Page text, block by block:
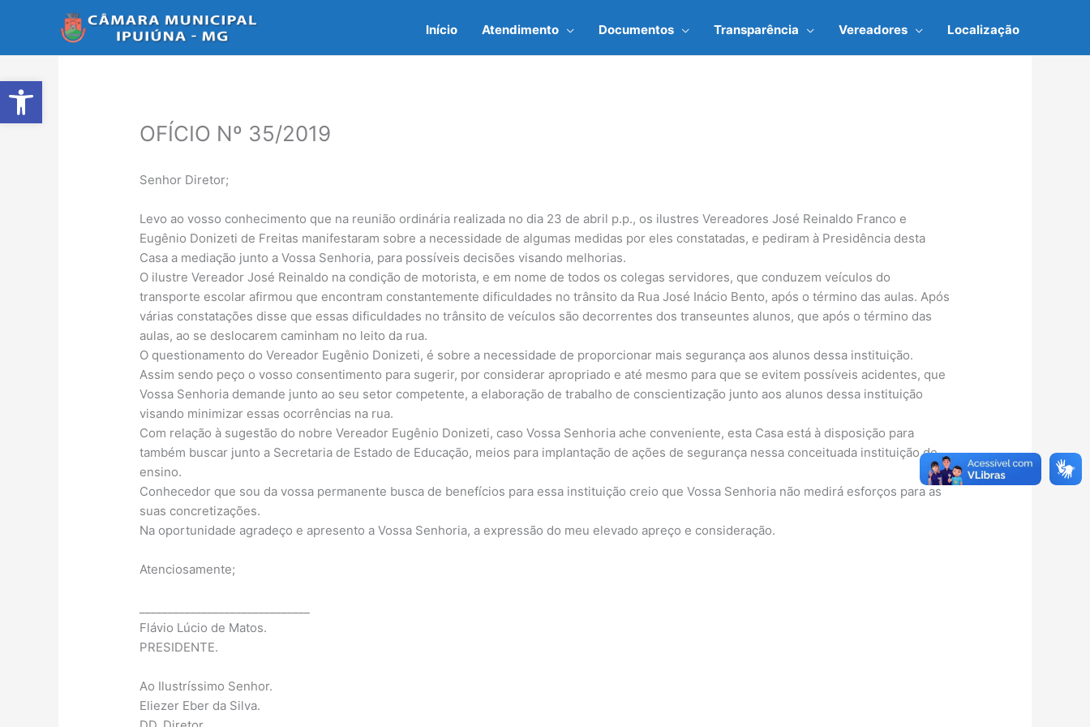
Abrir a barra de ferramentas
Início Atendimento Documentos Transparência Vereadores Localização
OFÍCIO Nº 35/2019
Senhor Diretor;
Levo ao vosso conhecimento que na reunião ordinária realizada no dia 23 de abril p.p., os ilustres Vereadores José Reinaldo Franco e
Eugênio Donizeti de Freitas manifestaram sobre a necessidade de algumas medidas por eles constatadas, e pediram à Presidência desta
Casa a mediação junto a Vossa Senhoria, para possíveis decisões visando melhorias.
O ilustre Vereador José Reinaldo na condição de motorista, e em nome de todos os colegas servidores, que conduzem veículos do
transporte escolar afirmou que encontram constantemente dificuldades no trânsito da Rua José Inácio Bento, após o término das aulas. Após
várias constatações disse que essas dificuldades no trânsito de veículos são decorrentes dos transeuntes alunos, que após o término das
aulas, ao se deslocarem caminham no leito da rua.
O questionamento do Vereador Eugênio Donizeti, é sobre a necessidade de proporcionar mais segurança aos alunos dessa instituição.
Assim sendo peço o vosso consentimento para sugerir, por considerar apropriado e até mesmo para que se evitem possíveis acidentes, que
Vossa Senhoria demande junto ao seu setor competente, a elaboração de trabalho de conscientização junto aos alunos dessa instituição
visando minimizar essas ocorrências na rua.
Com relação à sugestão do nobre Vereador Eugênio Donizeti, caso Vossa Senhoria ache conveniente, esta Casa está à disposição para
também buscar junto a Secretaria de Estado de Educação, meios para implantação de ações de segurança nessa conceituada instituição de
ensino.
Conhecedor que sou da vossa permanente busca de benefícios para essa instituição creio que Vossa Senhoria não medirá esforços para as
suas concretizações.
Na oportunidade agradeço e apresento a Vossa Senhoria, a expressão do meu elevado apreço e consideração.
Atenciosamente;
Flávio Lúcio de Matos.
PRESIDENTE.
Ao Ilustríssimo Senhor.
Eliezer Eber da Silva.